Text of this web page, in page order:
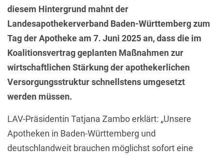
diesem Hintergrund mahnt der
Landesapothekerverband Baden-Württemberg zum
Tag der Apotheke am 7. Juni 2025 an, dass die im
Koalitionsvertrag geplanten Maßnahmen zur
wirtschaftlichen Stärkung der apothekerlichen
Versorgungsstruktur schnellstens umgesetzt
werden müssen.
LAV-Präsidentin Tatjana Zambo erklärt: „Unsere
Apotheken in Baden-Württemberg und
deutschlandweit brauchen möglichst sofort eine